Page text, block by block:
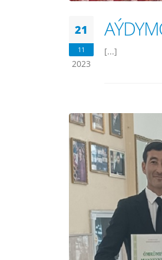
21
11
2023
[...]